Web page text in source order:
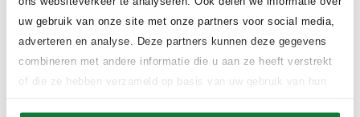
uw gebruik van onze site met onze partners voor social media,
adverteren en analyse. Deze partners kunnen deze gegevens
combineren met andere informatie die u aan ze heeft verstrekt
of die ze hebben verzameld op basis van uw gebruik van hun